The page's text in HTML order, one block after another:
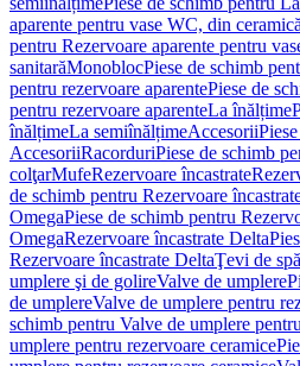
aparente pentru vase WC, din
pentru Rezervoare aparente pentru
sanitarăMonoblocPiese de schimb
pentru rezervoare aparentePiese de
pentru rezervoare aparenteLa înălțime
înălțimeLa semiînălțimeAccesorii
AccesoriiRacorduriPiese de schimb
colţarMufeRezervoare încastrate
de schimb pentru Rezervoare
OmegaPiese de schimb pentru
OmegaRezervoare încastrate Delta
Rezervoare încastrate DeltaŢevi de
umplere şi de golireValve de umplere
de umplereValve de umplere pentru
schimb pentru Valve de umplere
umplere pentru rezervoare ceramice